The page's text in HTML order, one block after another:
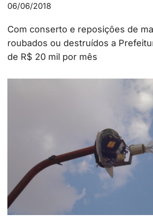
06/06/2018
Com conserto e reposições de
roubados ou destruídos a
de R$ 20 mil por mês